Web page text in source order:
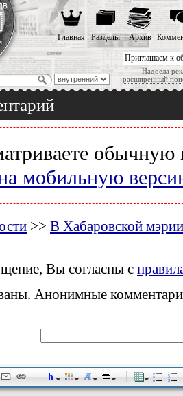
Приглашаем к
Надоела
расширенный
Главная Разделы Архив
обычную
мобильную
>> В Хабаровской
Вы согласны с
Анонимные
-
-
-
-